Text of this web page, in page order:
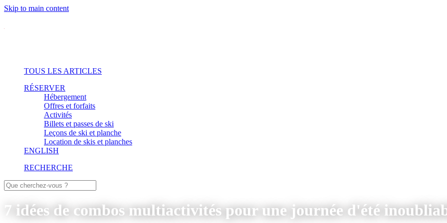
Skip to main content
TOUS LES ARTICLES
RÉSERVER
Hébergement
Offres et forfaits
Activités
Billets et passes de ski
Leçons de ski et planche
Location de skis et planches
ENGLISH
RECHERCHE
7 idées de combos multiactivités pour une journée d'été